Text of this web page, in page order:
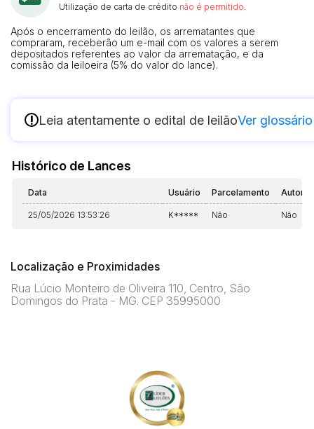
Utilização de carta de crédito não é permitido
Após o encerramento do leilão, os arrematantes que
compraram, receberão um e-mail com os valores a serem
depositados referentes ao valor da arrematação, e da
comissão da leiloeira (5% do valor do lance).
! Leia atentamente o edital de leilãoVer
Histórico de Lances
Data Usuário Parcelamento
25/05/2026 13:53:26 K***** Não Não
Localização e Proximidades
Rua Lúcio Monteiro de Oliveira 110, Centro, São
Domingos do Prata - MG. CEP 35995000